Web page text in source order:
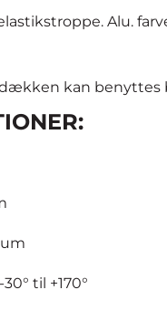
Alu.
kan benyttes
til +170°